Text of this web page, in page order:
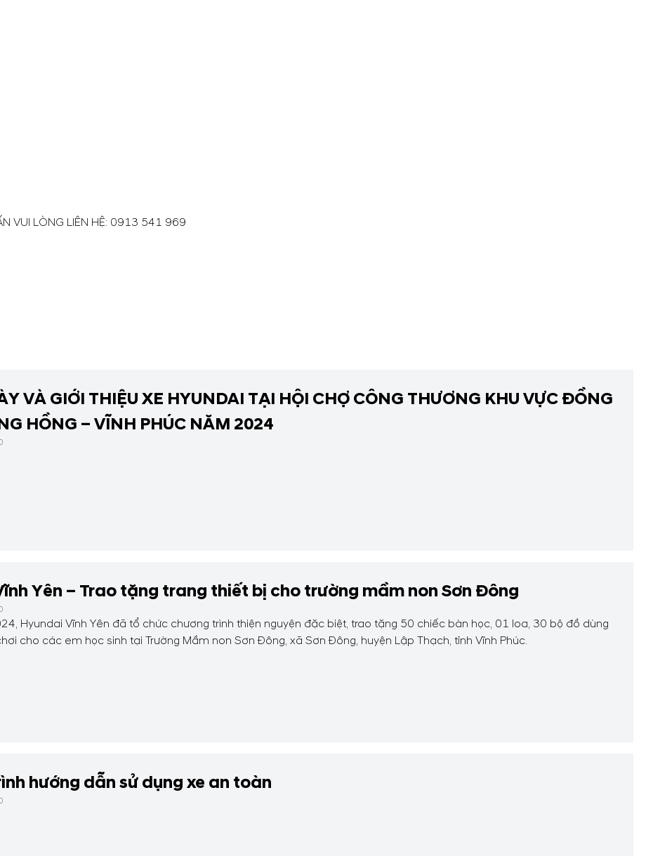
VUI LÒNG LIÊN HỆ: 0913 541 969
VÀ GIỚI THIỆU XE HYUNDAI TẠI HỘI CHỢ CÔNG THƯƠNG KHU VỰC ĐỒNG
HỒNG – VĨNH PHÚC NĂM 2024
Yên – Trao tặng trang thiết bị cho trường mầm non Sơn Đông
Hyundai Vĩnh Yên đã tổ chức chương trình thiện nguyện đặc biệt, trao tặng 50 chiếc bàn học, 01 loa, 30 bộ đồ dùng
cho các em học sinh tại Trường Mầm non Sơn Đông, xã Sơn Đông, huyện Lập Thạch, tỉnh Vĩnh Phúc.
hướng dẫn sử dụng xe an toàn